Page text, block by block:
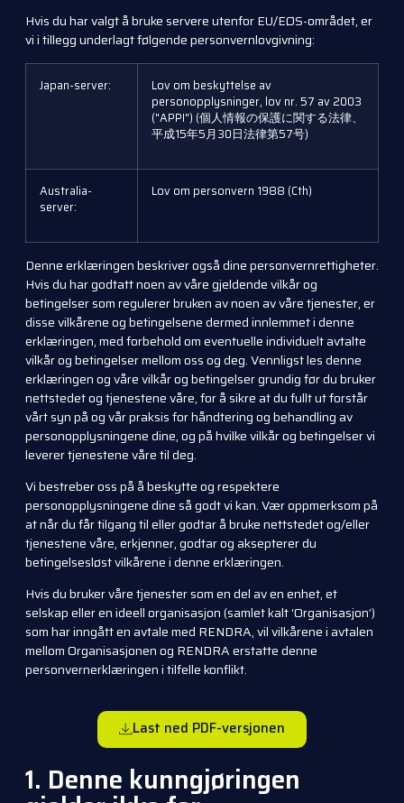
Hvis du har valgt å bruke servere utenfor EU/EØS-området, er
vi i tillegg underlagt følgende personvernlovgivning:
Japan-server:
Lov om beskyttelse av
personopplysninger, lov nr. 57 av 2003
("APPI") (個人情報の保護に関する法律、
平成15年5月30日法律第57号)
Australia-
server:
Lov om personvern 1988 (Cth)
Denne erklæringen beskriver også dine personvernrettigheter.
Hvis du har godtatt noen av våre gjeldende vilkår og
betingelser som regulerer bruken av noen av våre tjenester, er
disse vilkårene og betingelsene dermed innlemmet i denne
erklæringen, med forbehold om eventuelle individuelt avtalte
vilkår og betingelser mellom oss og deg. Vennligst les denne
erklæringen og våre vilkår og betingelser grundig før du bruker
nettstedet og tjenestene våre, for å sikre at du fullt ut forstår
vårt syn på og vår praksis for håndtering og behandling av
personopplysningene dine, og på hvilke vilkår og betingelser vi
leverer tjenestene våre til deg.
Vi bestreber oss på å beskytte og respektere
personopplysningene dine så godt vi kan. Vær oppmerksom på
at når du får tilgang til eller godtar å bruke nettstedet og/eller
tjenestene våre, erkjenner, godtar og aksepterer du
betingelsesløst vilkårene i denne erklæringen.
Hvis du bruker våre tjenester som en del av en enhet, et
selskap eller en ideell organisasjon (samlet kalt ‘Organisasjon’)
som har inngått en avtale med RENDRA, vil vilkårene i avtalen
mellom Organisasjonen og RENDRA erstatte denne
personvernerklæringen i tilfelle konflikt.
Last ned PDF-versjonen
1. Denne kunngjøringen